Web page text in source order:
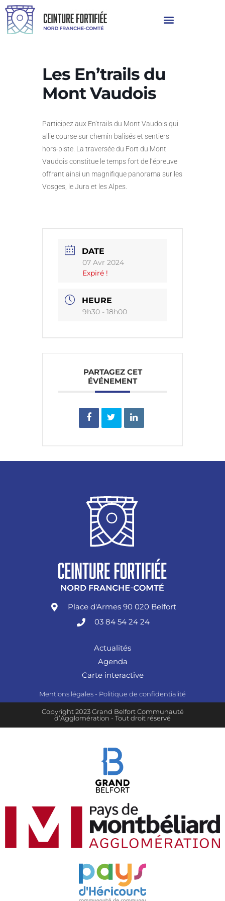
Les En’trails du
Mont Vaudois
Participez aux En’trails du Mont Vaudois qui
allie course sur chemin balisés et sentiers
hors-piste. La traversée du Fort du Mont
Vaudois constitue le temps fort de l’épreuve
offrant ainsi un magnifique panorama sur les
Vosges, le Jura et les Alpes.
DATE
07 Avr 2024
Expiré !
HEURE
9h30 - 18h00
PARTAGEZ CET
ÉVÉNEMENT
Place d'Armes 90 020 Belfort
03 84 54 24 24
Actualités
Agenda
Carte interactive
Mentions légales - Politique de confidentialité
Copyright 2023 Grand Belfort Communauté
d’Agglomération - Tout droit réservé